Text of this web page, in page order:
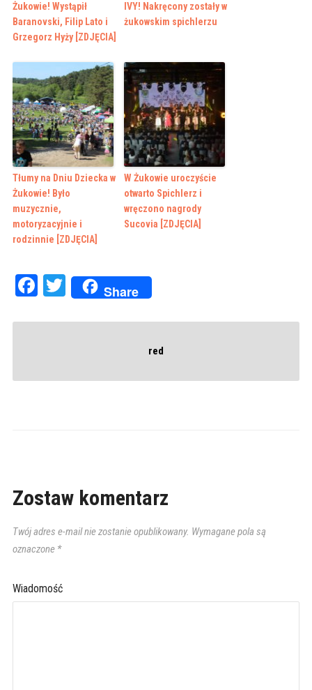
Żukowie! Wystąpił
Baranovski, Filip Lato i
Grzegorz Hyży [ZDJĘCIA]
IVY! Nakręcony zostały w
żukowskim spichlerzu
Tłumy na Dniu Dziecka w
Żukowie! Było
muzycznie,
motoryzacyjnie i
rodzinnie [ZDJĘCIA]
W Żukowie uroczyście
otwarto Spichlerz i
wręczono nagrody
Sucovia [ZDJĘCIA]
Facebook
Twitter
Share
red
Zostaw komentarz
Twój adres e-mail nie zostanie opublikowany. Wymagane pola są
oznaczone *
Wiadomość